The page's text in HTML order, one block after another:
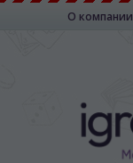
О компании